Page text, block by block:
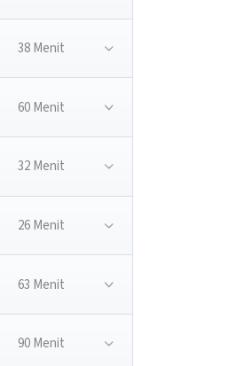
38 Menit
60 Menit
32 Menit
26 Menit
63 Menit
90 Menit